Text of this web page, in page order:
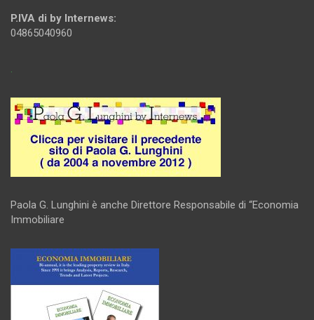
P.IVA di by Internews:
04865040960
Paola G. Lunghini è anche Direttore Responsabile di “Economia
Immobiliare